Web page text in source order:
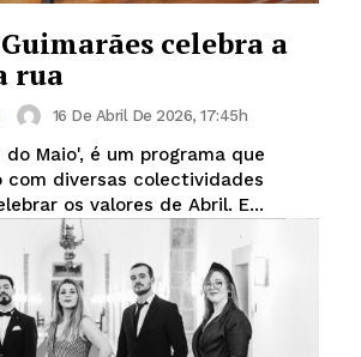
celebra a
rua
16 De Abril De 2026, 17:45h
Maio', é um programa que
com diversas colectividades
locais e que visa celebrar os valores de Abril. E...